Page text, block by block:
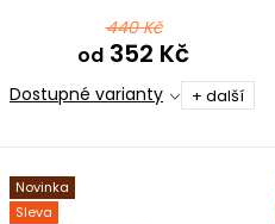
440 Kč
od 352 Kč
Dostupné varianty + další
Novinka
Sleva